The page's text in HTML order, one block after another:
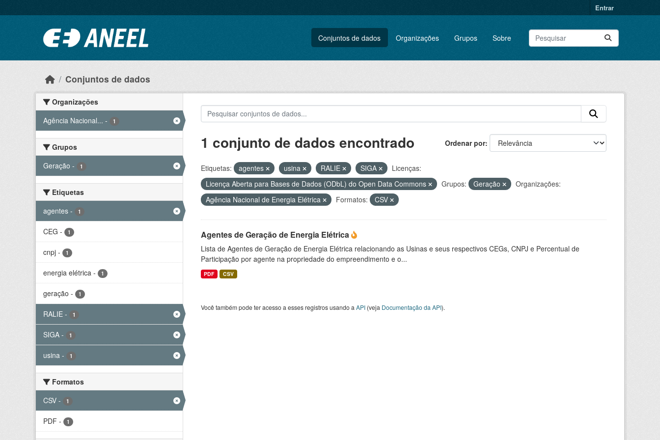
Entrar
Conjuntos de dados Organizações Grupos Sobre
Conjuntos de dados
Organizações
Agência Nacional... - 1
Grupos
Geração - 1
Etiquetas
agentes - 1
CEG - 1
cnpj - 1
energia elétrica - 1
geração - 1
RALIE - 1
SIGA - 1
usina - 1
Formatos
CSV - 1
PDF - 1
Ordenar por
1 conjunto de dados encontrado
Etiquetas: agentes usina RALIE SIGA
Licenças:
Licença Aberta para Bases de Dados (ODbL) do Open Data Commons
Grupos: Geração
Organizações:
Agência Nacional de Energia Elétrica
Formatos: CSV
Agentes de Geração de Energia Elétrica
Lista de Agentes de Geração de Energia Elétrica relacionando as Usinas e seus respectivos CEGs, CNPJ e Percentual de
Participação por agente na propriedade do empreendimento e o...
PDF CSV
Você também pode ter acesso a esses registros usando a API(veja Documentação da API).